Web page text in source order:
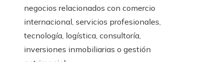
negocios relacionados con comercio
internacional, servicios profesionales,
tecnología, logística, consultoría,
inversiones inmobiliarias o gestión